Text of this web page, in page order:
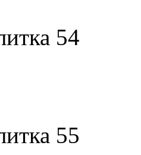
54
55